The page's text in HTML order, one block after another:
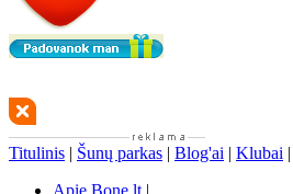
Titulinis | Šunų parkas | Blog'ai | Klubai |
Apie Bone.lt |